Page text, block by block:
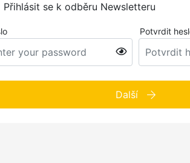
Přihlásit se k odběru Newsletteru
Potvrdit
Další